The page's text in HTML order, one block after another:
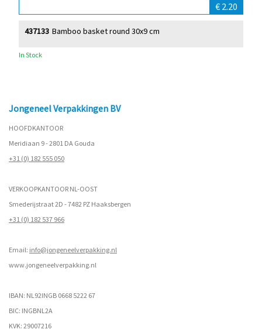
€ 2.20
Bamboo basket round 30x9 cm
437133
In Stock
Jongeneel Verpakkingen BV
HOOFDKANTOOR
Meridiaan 9 - 2801 DA Gouda
+31 (0) 182 555 050
VERKOOPKANTOOR NL-OOST
Smederijstraat 2D - 7482 PZ Haaksbergen
+31 (0) 182 537 966
Email: info@jongeneelverpakking.nl
www.jongeneelverpakking.nl
IBAN: NL92INGB 0668 5222 67
BIC: INGBNL2A
KVK: 29007216